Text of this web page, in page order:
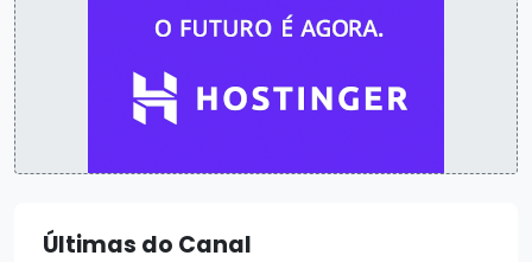
Últimas do Canal